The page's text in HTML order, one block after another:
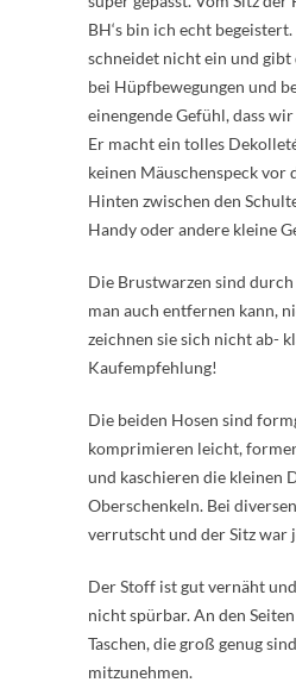
BH‘s bin ich echt
schneidet nicht ein und
bei Hüpfbewegungen und
einengende Gefühl, dass
Er macht ein tolles
keinen Mäuschenspeck vor
Hinten zwischen den
Handy oder andere kleine
Die Brustwarzen sind
man auch entfernen kann,
zeichnen sie sich nicht ab-
Kaufempfehlung!
Die beiden Hosen sind
komprimieren leicht,
und kaschieren die kleinen
Oberschenkeln. Bei
verrutscht und der Sitz war
Der Stoff ist gut vernäht
nicht spürbar. An den
Taschen, die groß genug
mitzunehmen.